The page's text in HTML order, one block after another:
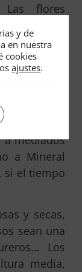
Las flores
rápidos,
veces, es
al parque)
camino a
a mediados
a Mineral
si el tiempo
y secas,
sean una
Los
media,
y de
en nuestra
cookies
ajustes.